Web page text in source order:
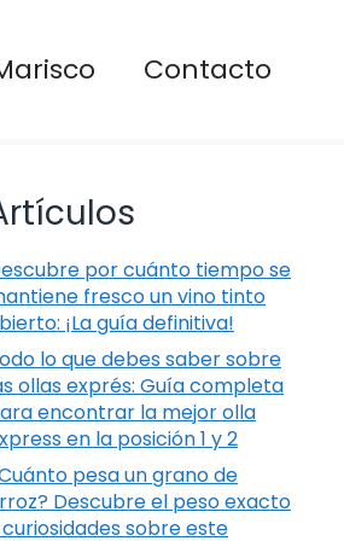
Contacto
por cuánto tiempo se
fresco un vino tinto
¡La guía definitiva!
lo que debes saber sobre
ollas exprés: Guía completa
encontrar la mejor olla
en la posición 1 y 2
pesa un grano de
Descubre el peso exacto
sobre este